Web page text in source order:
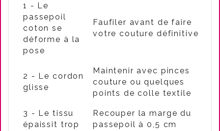
1 - Le
passepoil
coton se
déforme à la
pose
Faufiler avant de faire
votre couture définitive
2 - Le cordon
glisse
Maintenir avec pinces
couture ou quelques
points de colle textile
3 - Le tissu
épaissit trop
Recouper la marge du
passepoil à 0,5 cm